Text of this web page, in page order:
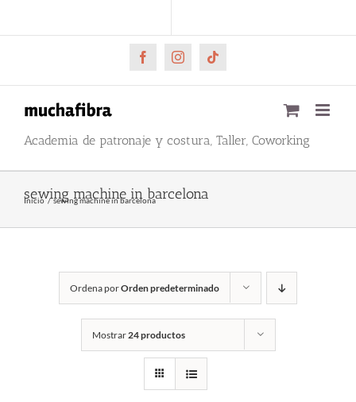
al
FacebookInstagramTiktok
Academia de patronaje y costura, Taller, Coworking
sewing machine in barcelona
Inicio sewing machine in barcelona
Ordena porOrden predeterminado
Mostrar24 productos